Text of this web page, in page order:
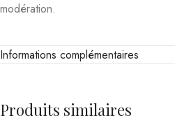
modération.
Informations complémentaires
Produits similaires